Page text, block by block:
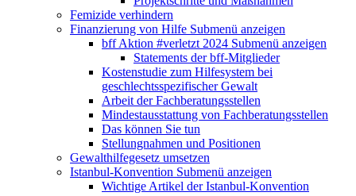
Femizide verhindern
Finanzierung von Hilfe Submenü anzeigen
bff Aktion #verletzt 2024 Submenü anzeigen
Statements der bff-Mitglieder
Kostenstudie zum Hilfesystem bei
geschlechtsspezifischer Gewalt
Arbeit der Fachberatungsstellen
Mindestausstattung von Fachberatungsstellen
Das können Sie tun
Stellungnahmen und Positionen
Gewalthilfegesetz umsetzen
Istanbul-Konvention Submenü anzeigen
Wichtige Artikel der Istanbul-Konvention